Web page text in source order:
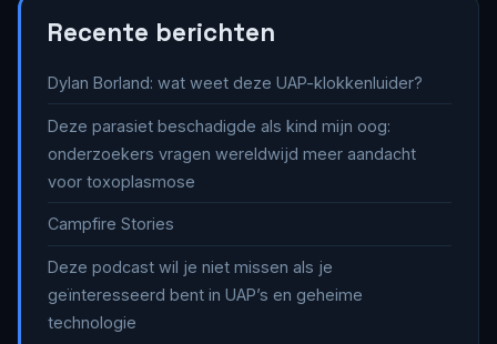
Recente berichten
Dylan Borland: wat weet deze UAP-klokkenluider?
Deze parasiet beschadigde als kind mijn oog:
onderzoekers vragen wereldwijd meer aandacht
voor toxoplasmose
Campfire Stories
Deze podcast wil je niet missen als je
geïnteresseerd bent in UAP’s en geheime
technologie